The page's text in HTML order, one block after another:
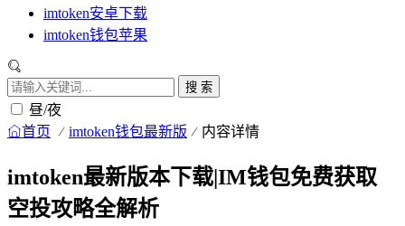
imtoken安卓下载
imtoken钱包苹果
搜 索
昼/夜
首页 imtoken钱包最新版 内容详情
imtoken最新版本下载|IM钱包免费获取
空投攻略全解析